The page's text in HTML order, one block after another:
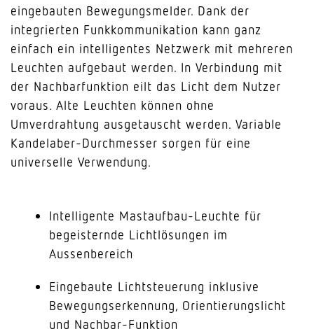
eingebauten Bewegungsmelder. Dank der
integrierten Funkkommunikation kann ganz
einfach ein intelligentes Netzwerk mit mehreren
Leuchten aufgebaut werden. In Verbindung mit
der Nachbarfunktion eilt das Licht dem Nutzer
voraus. Alte Leuchten können ohne
Umverdrahtung ausgetauscht werden. Variable
Kandelaber-Durchmesser sorgen für eine
universelle Verwendung.
Intelligente Mastaufbau-Leuchte für
begeisternde Lichtlösungen im
Aussenbereich
Eingebaute Lichtsteuerung inklusive
Bewegungserkennung, Orientierungslicht
und Nachbar-Funktion